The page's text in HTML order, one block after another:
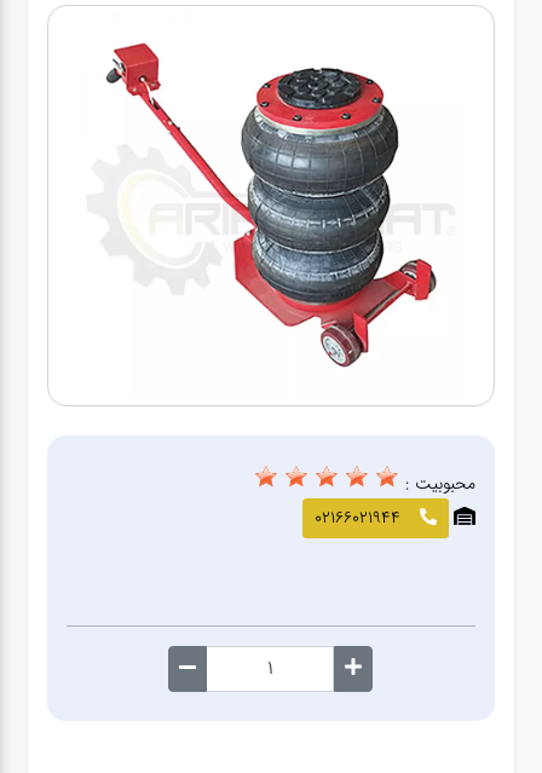
دیاگ
صافکاری
و نقاشی
کارواش
محبوبیت :
02166021944